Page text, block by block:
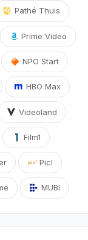
Pathé Thuis
Prime Video
NPO Start
HBO Max
Videoland
Film1
Picl
MUBI